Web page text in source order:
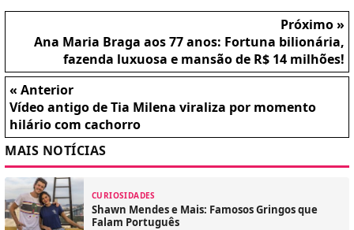
Próximo »
Ana Maria Braga aos 77 anos: Fortuna bilionária,
fazenda luxuosa e mansão de R$ 14 milhões!
« Anterior
Vídeo antigo de Tia Milena viraliza por momento
hilário com cachorro
MAIS NOTÍCIAS
CURIOSIDADES
Shawn Mendes e Mais: Famosos Gringos que
Falam Português